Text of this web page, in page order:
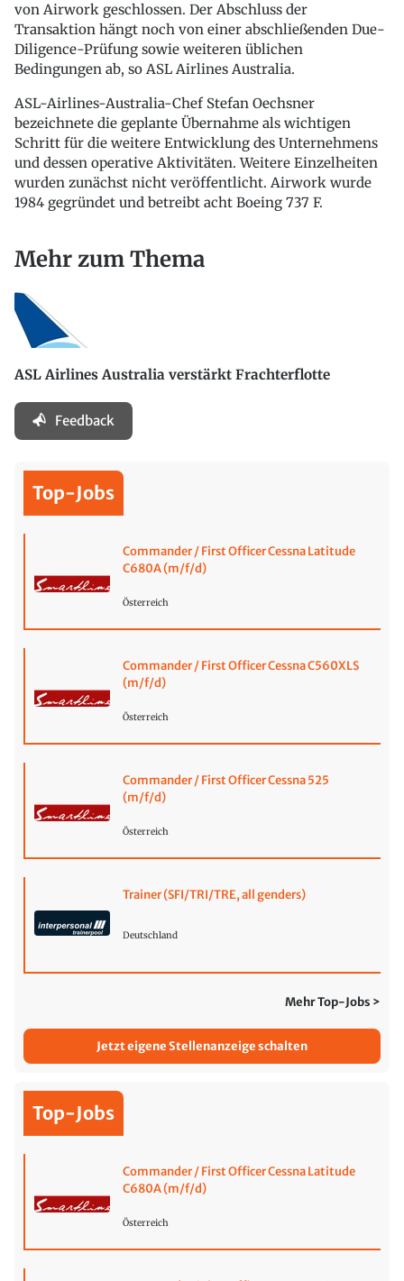
von Airwork geschlossen. Der Abschluss der
Transaktion hängt noch von einer abschließenden Due-
Diligence-Prüfung sowie weiteren üblichen
Bedingungen ab, so ASL Airlines Australia.
ASL-Airlines-Australia-Chef Stefan Oechsner
bezeichnete die geplante Übernahme als wichtigen
Schritt für die weitere Entwicklung des Unternehmens
und dessen operative Aktivitäten. Weitere Einzelheiten
wurden zunächst nicht veröffentlicht. Airwork wurde
1984 gegründet und betreibt acht Boeing 737 F.
Mehr zum Thema
ASL Airlines Australia verstärkt Frachterflotte
Feedback
Top-Jobs
Commander / First Officer Cessna Latitude
C680A (m/f/d)
Österreich
Commander / First Officer Cessna C560XLS
(m/f/d)
Österreich
Commander / First Officer Cessna 525
(m/f/d)
Österreich
Trainer (SFI/TRI/TRE, all genders)
Deutschland
Mehr Top-Jobs >
Jetzt eigene Stellenanzeige schalten
Top-Jobs
Commander / First Officer Cessna Latitude
C680A (m/f/d)
Österreich